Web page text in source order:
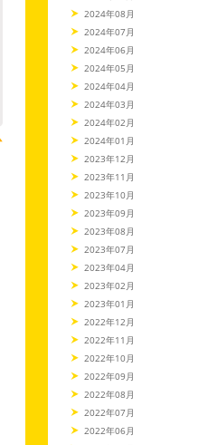
2024年08月
2024年07月
2024年06月
2024年05月
2024年04月
2024年03月
2024年02月
2024年01月
2023年12月
2023年11月
2023年10月
2023年09月
2023年08月
2023年07月
2023年04月
2023年02月
2023年01月
2022年12月
2022年11月
2022年10月
2022年09月
2022年08月
2022年07月
2022年06月